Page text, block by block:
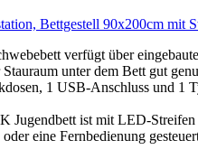
Bettgestell 90x200cm mit
verfügt über
unter dem Bett gut
1 USB-Anschluss und 1
ist mit LED-Streifen
eine Fernbedienung